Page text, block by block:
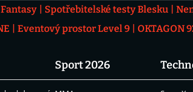
Spotřebitelské testy Blesku
Eventový prostor Level 9 OKTAGON
Sport 2026